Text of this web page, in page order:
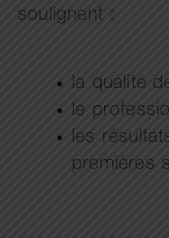
soulignent :
la qualité
le
les
premières